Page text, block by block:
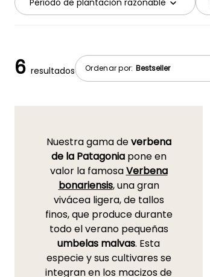
Ordenar por:
6 resultados
Nuestra gama deverbena
de la Patagoniapone en
valor la famosaVerbena
bonariensis, una gran
vivácea ligera, de tallos
finos, que produce durante
todo el verano pequeñas
umbelas malvas. Esta
especie y sus cultivares se
integran en los macizos de